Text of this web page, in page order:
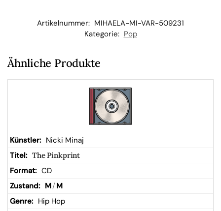
Artikelnummer: MIHAELA-MI-VAR-509231
Kategorie: Pop
Ähnliche Produkte
Nicki Minaj
The Pinkprint
CD
M/ M
Hip Hop